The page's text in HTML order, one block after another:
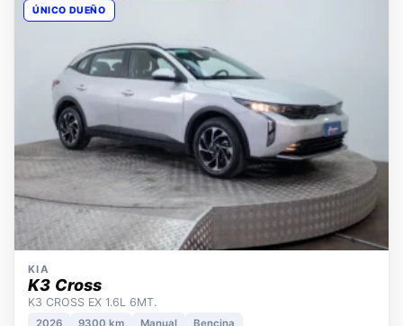
KIA SEMINUEVOS
KIA
K3 Cross
K3 CROSS EX 1.6L 6MT.